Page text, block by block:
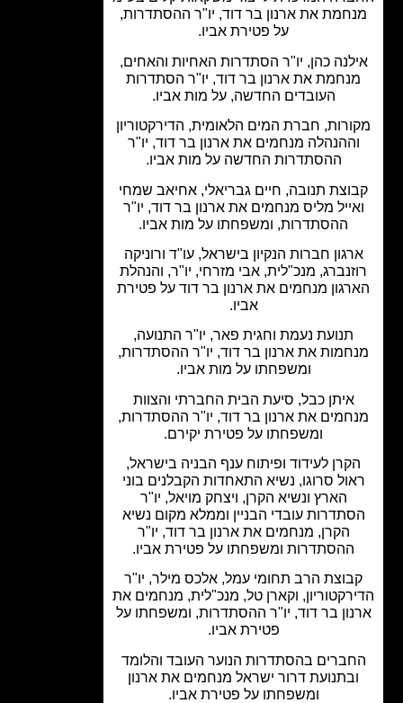
את ארנון בר דוד, יו"ר ההסתדרות,
על פטירת אביו.
כהן, יו"ר הסתדרות האחיות והאחים,
את ארנון בר דוד, יו"ר הסתדרות
העובדים החדשה, על מות אביו.
חברת המים הלאומית, הדירקטוריון
מנחמים את ארנון בר דוד, יו"ר
ההסתדרות החדשה על מות אביו.
תנובה, חיים גבריאלי, אחיאב שמחי
מליס מנחמים את ארנון בר דוד, יו"ר
ההסתדרות, ומשפחתו על מות אביו.
חברות הנקיון בישראל, עו"ד ורוניקה
מנכ"לית, אבי מזרחי, יו"ר, והנהלת
מנחמים את ארנון בר דוד על פטירת
תנועת נעמת וחגית פאר, יו"ר התנועה,
את ארנון בר דוד, יו"ר ההסתדרות,
ומשפחתו על מות אביו.
איתן כבל, סיעת הבית החברתי והצוות
את ארנון בר דוד, יו"ר ההסתדרות,
ומשפחתו על פטירת יקירם.
לעידוד ופיתוח ענף הבניה בישראל,
סרוגו, נשיא התאחדות הקבלנים בוני
הארץ ונשיא הקרן, ויצחק מויאל, יו"ר
עובדי הבניין וממלא מקום נשיא
הקרן, מנחמים את ארנון בר דוד, יו"ר
ההסתדרות ומשפחתו על פטירת אביו.
הרב תחומי עמל, אלכס מילר, יו"ר
וקארן טל, מנכ"לית, מנחמים את
בר דוד, יו"ר ההסתדרות, ומשפחתו על
פטירת אביו.
בהסתדרות הנוער העובד והלומד
דרור ישראל מנחמים את ארנון
ומשפחתו על פטירת אביו.